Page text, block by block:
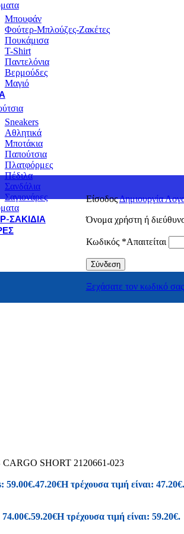
ΕίσοδοςΔημιουργία
Όνομα χρήστη ή
Κωδικός *Απαιτείται
Σύνδεση
Ξεχάσατε τον κωδικό
Μπουφάν
Φούτερ-Μπλούζες-Ζακέτες
Πουκάμισα
T-Shirt
Παντελόνια
Βερμούδες
Μαγιό
Sneakers
Αθλητικά
Μποτάκια
Παπούτσια
Πλατφόρμες
Πέδιλα
Σανδάλια
Σαγιονάρες
ΣΑΚΊΔΙΑ
Mystic
Renato Garini
SAFE STEP
Salewa
Sunni Sabbi
Bio bio
SHORT 2120661-023
59.00€.47.20€Η τρέχουσα τιμή είναι: 47.20€.
59.20€Η τρέχουσα τιμή είναι: 59.20€.